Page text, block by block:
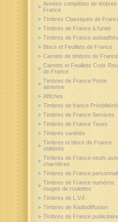
Années complètes de timbres
France
Timbres Classiques de
Timbres de France à l'unité
Timbres de France
Blocs et Feuillets de France
Carnets de timbres de France
Carnets et Feuillets Croix
de France
Timbres de France Poste
aérienne
Affiches
Timbres de france
Timbres de France Services
Timbres de France Taxes
Timbres variétés
Timbres et blocs de France
oblitérés
Timbres de France neufs
charnières
Timbres de France
Timbres de France numéros
rouges de roulettes
Timbres de L.V.F.
Timbres de Radiodiffusion
Timbres de France